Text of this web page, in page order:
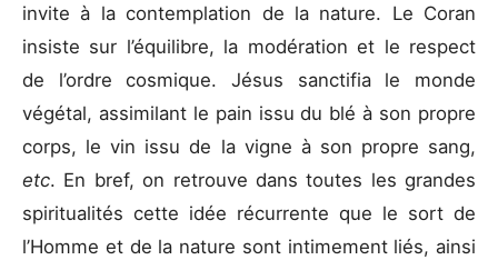
invite à la contemplation de la nature. Le Coran
insiste sur l’équilibre, la modération et le respect
de l’ordre cosmique. Jésus sanctifia le monde
végétal, assimilant le pain issu du blé à son propre
corps, le vin issu de la vigne à son propre sang,
etc. En bref, on retrouve dans toutes les grandes
spiritualités cette idée récurrente que le sort de
l’Homme et de la nature sont intimement liés, ainsi